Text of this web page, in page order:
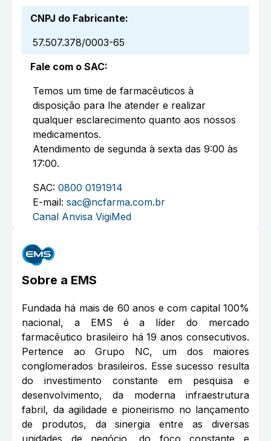
CNPJ do Fabricante:
57.507.378/0003-65
Fale com o SAC:
Temos um time de farmacêuticos à
disposição para lhe atender e realizar
qualquer esclarecimento quanto aos nossos
medicamentos.
Atendimento de segunda à sexta das 9:00 às
17:00.
SAC: 0800 0191914
E-mail: sac@ncfarma.com.br
Canal Anvisa VigiMed
Sobre a EMS
Fundada há mais de 60 anos e com capital 100%
nacional, a EMS é a líder do mercado
farmacêutico brasileiro há 19 anos consecutivos.
Pertence ao Grupo NC, um dos maiores
conglomerados brasileiros. Esse sucesso resulta
do investimento constante em pesquisa e
desenvolvimento, da moderna infraestrutura
fabril, da agilidade e pioneirismo no lançamento
de produtos, da sinergia entre as diversas
unidades de negócio, do foco constante e